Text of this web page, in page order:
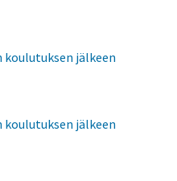
jälkeen
jälkeen